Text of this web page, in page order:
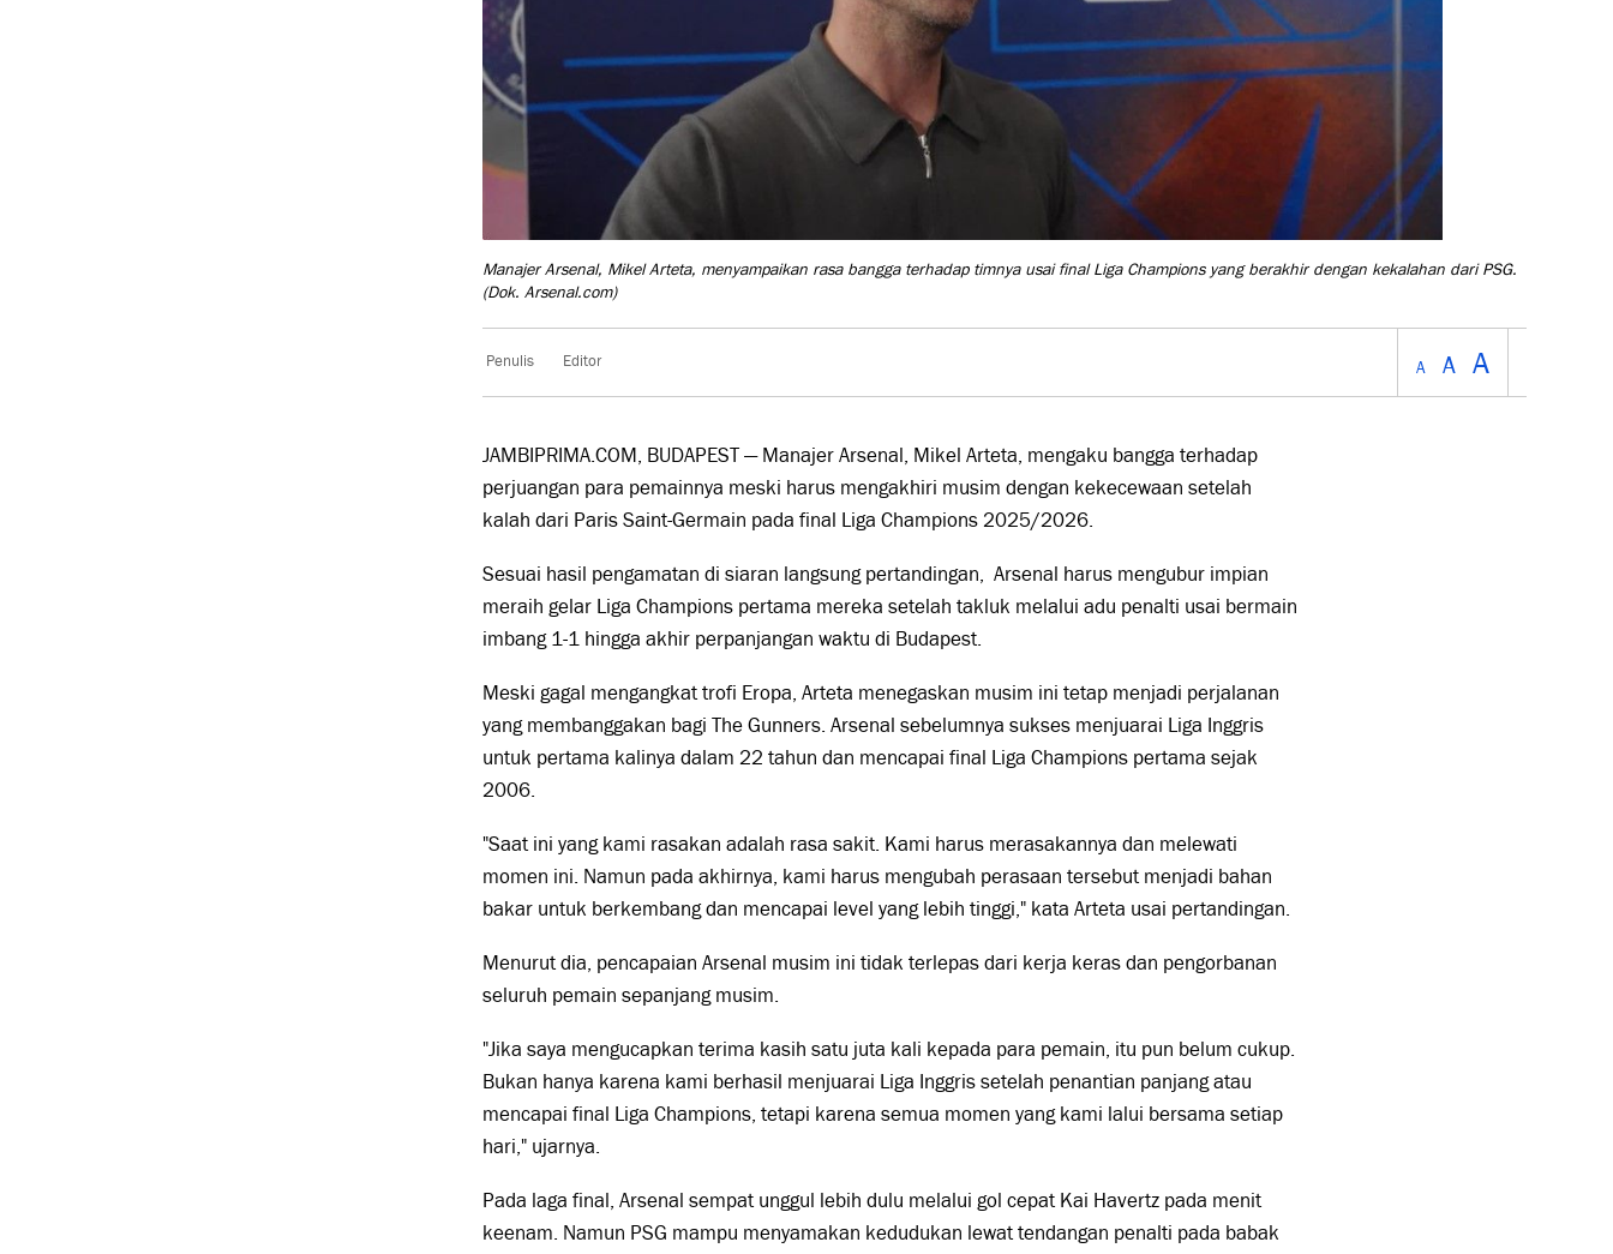
Manajer Arsenal, Mikel Arteta, menyampaikan rasa bangga terhadap timnya usai final Liga Champions yang berakhir dengan kekalahan dari PSG.
(Dok. Arsenal.com)
Penulis Editor A A A
JAMBIPRIMA.COM, BUDAPEST — Manajer Arsenal, Mikel Arteta, mengaku bangga terhadap
perjuangan para pemainnya meski harus mengakhiri musim dengan kekecewaan setelah
kalah dari Paris Saint-Germain pada final Liga Champions 2025/2026.
Sesuai hasil pengamatan di siaran langsung pertandingan, Arsenal harus mengubur impian
meraih gelar Liga Champions pertama mereka setelah takluk melalui adu penalti usai bermain
imbang 1-1 hingga akhir perpanjangan waktu di Budapest.
Meski gagal mengangkat trofi Eropa, Arteta menegaskan musim ini tetap menjadi perjalanan
yang membanggakan bagi The Gunners. Arsenal sebelumnya sukses menjuarai Liga Inggris
untuk pertama kalinya dalam 22 tahun dan mencapai final Liga Champions pertama sejak
2006.
"Saat ini yang kami rasakan adalah rasa sakit. Kami harus merasakannya dan melewati
momen ini. Namun pada akhirnya, kami harus mengubah perasaan tersebut menjadi bahan
bakar untuk berkembang dan mencapai level yang lebih tinggi," kata Arteta usai pertandingan.
Menurut dia, pencapaian Arsenal musim ini tidak terlepas dari kerja keras dan pengorbanan
seluruh pemain sepanjang musim.
"Jika saya mengucapkan terima kasih satu juta kali kepada para pemain, itu pun belum cukup.
Bukan hanya karena kami berhasil menjuarai Liga Inggris setelah penantian panjang atau
mencapai final Liga Champions, tetapi karena semua momen yang kami lalui bersama setiap
hari," ujarnya.
Pada laga final, Arsenal sempat unggul lebih dulu melalui gol cepat Kai Havertz pada menit
keenam. Namun PSG mampu menyamakan kedudukan lewat tendangan penalti pada babak